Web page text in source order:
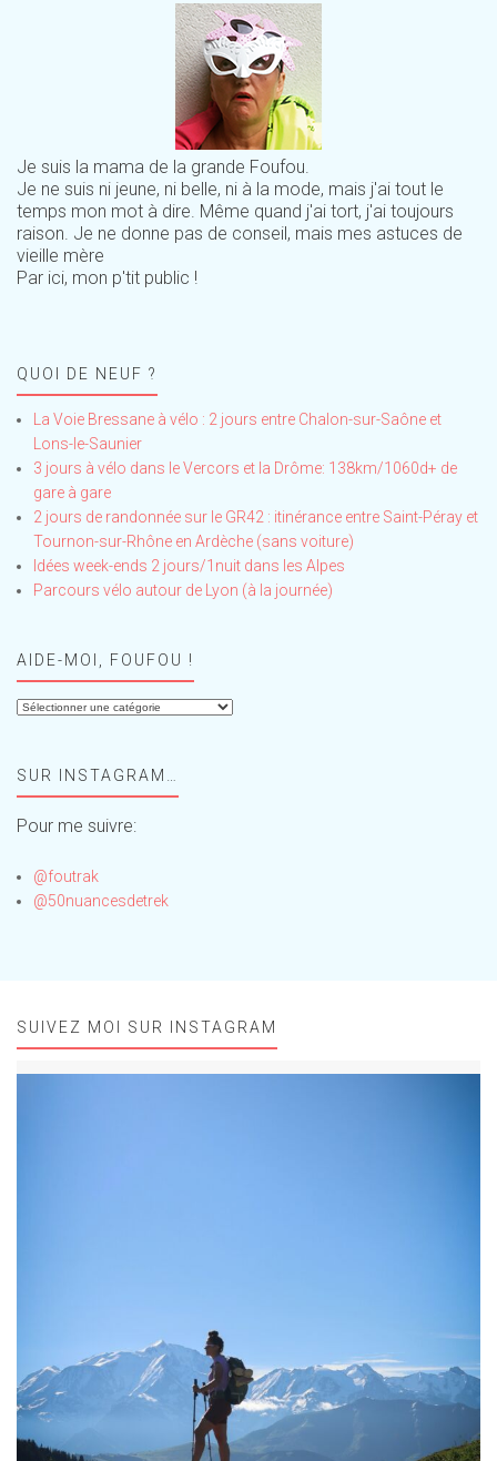
Je suis la mama de la grande Foufou.
Je ne suis ni jeune, ni belle, ni à la mode, mais j'ai tout le
temps mon mot à dire. Même quand j'ai tort, j'ai toujours
raison. Je ne donne pas de conseil, mais mes astuces de
vieille mère
Par ici, mon p'tit public !
QUOI DE NEUF ?
La Voie Bressane à vélo : 2 jours entre Chalon-sur-Saône et
Lons-le-Saunier
3 jours à vélo dans le Vercors et la Drôme: 138km/1060d+ de
gare à gare
2 jours de randonnée sur le GR42 : itinérance entre Saint-Péray et
Tournon-sur-Rhône en Ardèche (sans voiture)
Idées week-ends 2 jours/1nuit dans les Alpes
Parcours vélo autour de Lyon (à la journée)
AIDE-MOI, FOUFOU !
Aide-
!SUR INSTAGRAM…
Pour me suivre:
@foutrak
@50nuancesdetrek
SUIVEZ MOI SUR INSTAGRAM